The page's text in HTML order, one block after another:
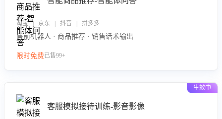
淘宝 | 京东 | 抖音 | 拼多多
售前机器人 · 商品推荐 · 销售话术输出
限时免费已售99+
生效中
客服模拟接待训练-影音影像